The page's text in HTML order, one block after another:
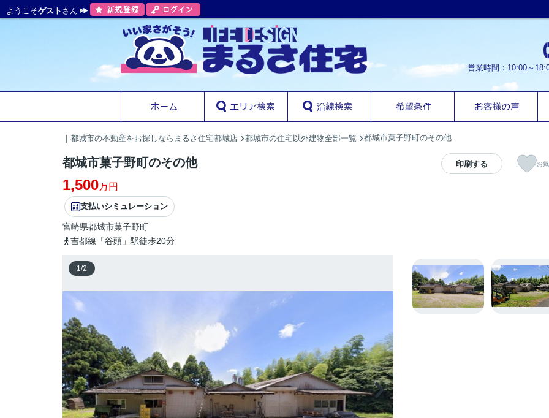
ようこそゲスト さん
営業時間：10:00～
｜都城市の不動産をお探しならまるさ住宅都城店 都城市の住宅以外建物全部一覧 都城市菓子野町のその他
都城市菓子野町のその他
1,500万円
支払いシミュレーション
宮崎県都城市菓子野町
吉都線「谷頭」駅徒歩20分
印刷する お
1/2